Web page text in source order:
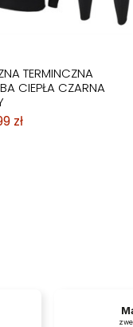
TERMINCZNA
CIEPŁA CZARNA
zł